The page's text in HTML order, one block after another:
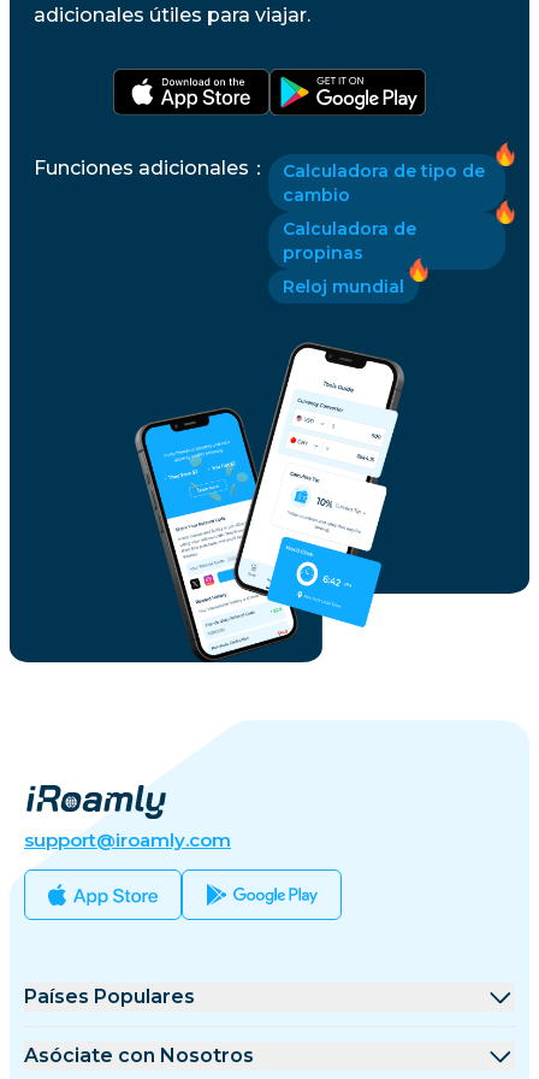
adicionales útiles para viajar.
Funciones adicionales ：
Calculadora de tipo de
cambio
Calculadora de
propinas
Reloj mundial
support@iroamly.com
Países Populares
Estados Unidos
Asóciate con Nosotros